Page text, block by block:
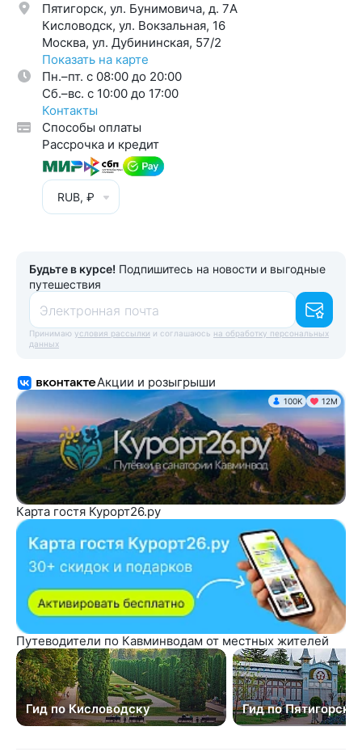
Пятигорск, ул. Бунимовича, д. 7A
Кисловодск, ул. Вокзальная, 16
Москва, ул. Дубининская, 57/2
Показать на карте
Пн.–пт. с 08:00 до 20:00
Cб.–вс. с 10:00 до 17:00
Контакты
Способы оплаты
Рассрочка и кредит
RUB, ₽
Будьте в курсе! Подпишитесь на новости и выгодные
путешествия
Электронная почта
Принимаю условия рассылки и соглашаюсь на обработку персональных
данных
Акции и розыгрыши
100K 12М
Карта гостя Курорт26.ру
Путеводители по Кавминводам от местных жителей
Гид по Кисловодску Гид по Пятигорску